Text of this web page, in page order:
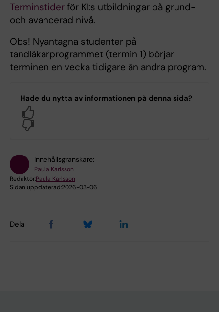
Terminstider för KI:s utbildningar på grund-
och avancerad nivå.
Obs! Nyantagna studenter på
tandläkarprogrammet (termin 1) börjar
terminen en vecka tidigare än andra program.
Hade du nytta av informationen på denna sida?
Innehållsgranskare:
Paula Karlsson
Redaktör:Paula Karlsson
Sidan uppdaterad:2026-03-06
Dela